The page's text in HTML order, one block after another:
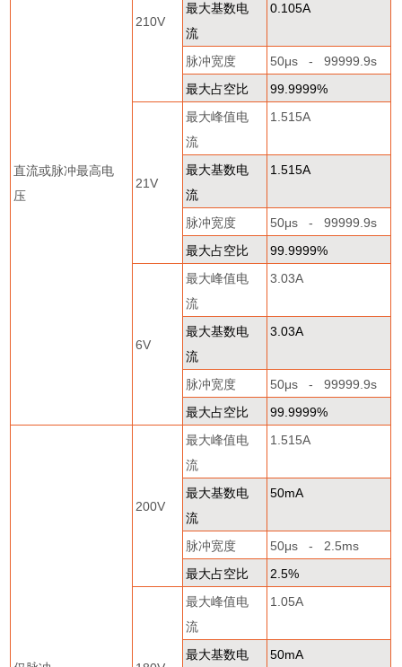
直流或脉冲最高电
压
210V
最大基数电
流
0.105A
脉冲宽度 50μs - 99999.9s
最大占空比
99.9999%
21V
最大峰值电
流
1.515A
最大基数电
流
1.515A
脉冲宽度 50μs - 99999.9s
最大占空比
99.9999%
6V
最大峰值电
流
3.03A
最大基数电
流
3.03A
脉冲宽度 50μs - 99999.9s
最大占空比
99.9999%
200V
最大峰值电
流
1.515A
最大基数电
流
50mA
脉冲宽度 50μs - 2.5ms
最大占空比
2.5%
最大峰值电
流
1.05A
最大基数电 50mA